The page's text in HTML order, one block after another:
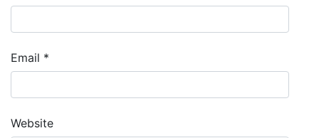
Email *
Website